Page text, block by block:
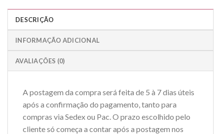
DESCRIÇÃO
INFORMAÇÃO ADICIONAL
AVALIAÇÕES (0)
A postagem da compra será feita de 5 à 7 dias úteis
após a confirmação do pagamento, tanto para
compras via Sedex ou Pac. O prazo escolhido pelo
cliente só começa a contar após a postagem nos